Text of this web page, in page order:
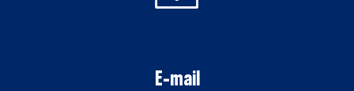
E-mail